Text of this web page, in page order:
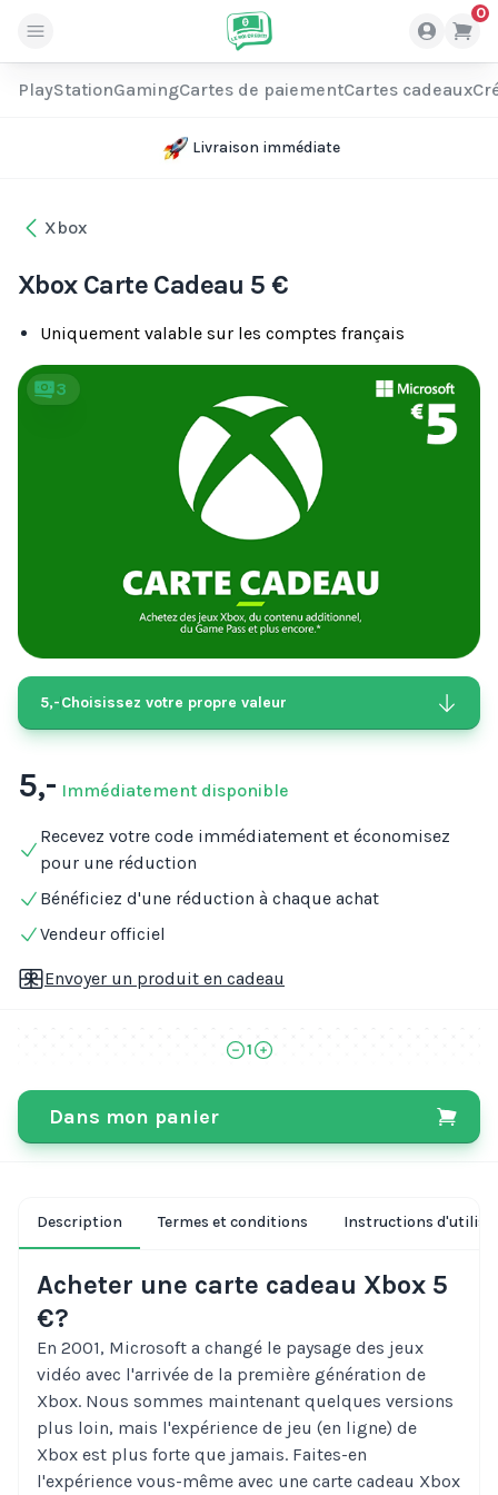
0
PlayStationGamingCartes de paiementCartes cadeaux
Livraison immédiate
Xbox
Xbox Carte Cadeau 5 €
Uniquement valable sur les comptes français
3
5,-Choisissez votre propre valeur
5,- Immédiatement disponible
Recevez votre code immédiatement et économisez
pour une réduction
Bénéficiez d'une réduction à chaque achat
Vendeur officiel
Envoyer un produit en cadeau
1
Dans mon panier
Description Termes et conditions Instructions
Acheter une carte cadeau Xbox 5
€?
En 2001, Microsoft a changé le paysage des jeux
vidéo avec l'arrivée de la première génération de
Xbox. Nous sommes maintenant quelques versions
plus loin, mais l'expérience de jeu (en ligne) de
Xbox est plus forte que jamais. Faites-en
l'expérience vous-même avec une carte cadeau Xbox